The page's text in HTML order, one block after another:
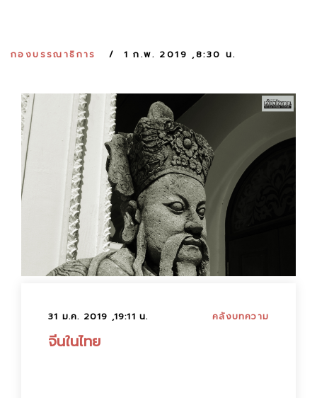
กองบรรณาธิการ 1 ก.พ. 2019 ,8:30 น.
31 ม.ค. 2019 ,19:11 น. คลังบทความ
จีนในไทย